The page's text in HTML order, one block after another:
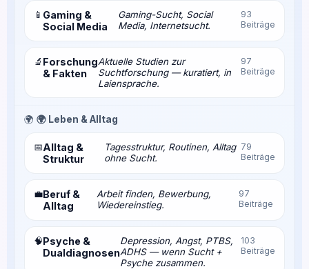
📱 Gaming &
Social Media
Gaming-Sucht, Social
Media, Internetsucht.
93
Beiträge
🔬 Forschung
& Fakten
Aktuelle Studien zur
Suchtforschung — kuratiert, in
Laiensprache.
97
Beiträge
🌍 🌍 Leben & Alltag
📅Alltag &
Struktur
Tagesstruktur, Routinen, Alltag
ohne Sucht.
79
Beiträge
💼Beruf &
Alltag
Arbeit finden, Bewerbung,
Wiedereinstieg.
97
Beiträge
🧠Psyche &
Dualdiagnosen
Depression, Angst, PTBS,
ADHS — wenn Sucht +
Psyche zusammen.
103
Beiträge